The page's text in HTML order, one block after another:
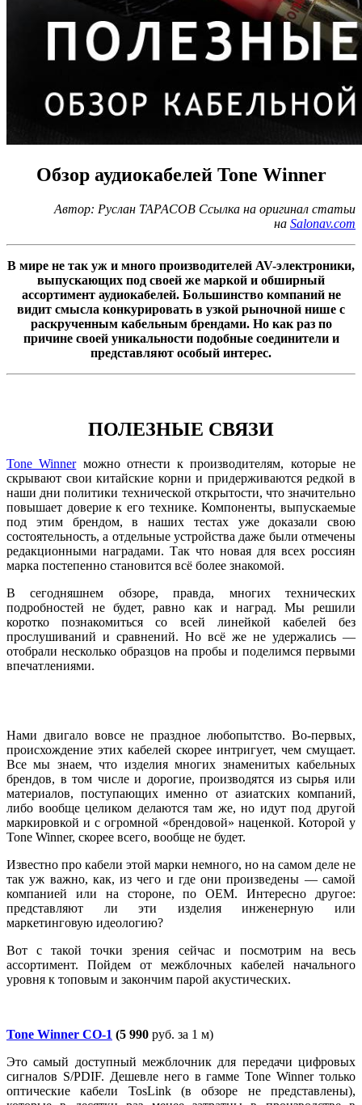
Обзор аудиокабелей Tone Winner
Автор: Руслан ТАРАСОВ Ссылка на оригинал статьи
на Salonav.com
В мире не так уж и много производителей AV-электроники,
выпускающих под своей же маркой и обширный
ассортимент аудиокабелей. Большинство компаний не
видит смысла конкурировать в узкой рыночной нише с
раскрученным кабельным брендами. Но как раз по
причине своей уникальности подобные соединители и
представляют особый интерес.
ПОЛЕЗНЫЕ СВЯЗИ
Tone Winnerможно отнести к производителям, которые не
скрывают свои китайские корни и придерживаются редкой в
наши дни политики технической открытости, что значительно
повышает доверие к его технике. Компоненты, выпускаемые
под этим брендом, в наших тестах уже доказали свою
состоятельность, а отдельные устройства даже были отмечены
редакционными наградами. Так что новая для всех россиян
марка постепенно становится всё более знакомой.
В сегодняшнем обзоре, правда, многих технических
подробностей не будет, равно как и наград. Мы решили
коротко познакомиться со всей линейкой кабелей без
прослушиваний и сравнений. Но всё же не удержались —
отобрали несколько образцов на пробы и поделимся первыми
впечатлениями.
Нами двигало вовсе не праздное любопытство. Во-первых,
происхождение этих кабелей скорее интригует, чем смущает.
Все мы знаем, что изделия многих знаменитых кабельных
брендов, в том числе и дорогие, производятся из сырья или
материалов, поступающих именно от азиатских компаний,
либо вообще целиком делаются там же, но идут под другой
маркировкой и с огромной «брендовой» наценкой. Которой у
Tone Winner, скорее всего, вообще не будет.
Известно про кабели этой марки немного, но на самом деле не
так уж важно, как, из чего и где они произведены — самой
компанией или на стороне, по OEM. Интересно другое:
представляют ли эти изделия инженерную или
маркетинговую идеологию?
Вот с такой точки зрения сейчас и посмотрим на весь
ассортимент. Пойдем от межблочных кабелей начального
уровня к топовым и закончим парой акустических.
Tone Winner CO-1 (5 990 руб. за 1 м)
Это самый доступный межблочник для передачи цифровых
сигналов S/PDIF. Дешевле него в гамме Tone Winner только
оптические кабели TosLink (в обзоре не представлены),